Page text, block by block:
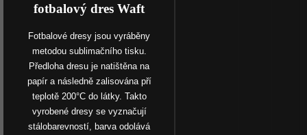
fotbalový dres Waft
Fotbalové dresy jsou vyráběny
metodou sublimačního tisku.
Předloha dresu je natištěna na
papír a následně zalisována pří
teplotě 200°C do látky. Takto
vyrobené dresy se vyznačují
stálobarevností, barva odolává